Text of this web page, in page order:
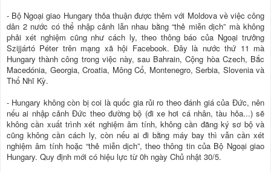
- Bộ Ngoại giao Hungary thỏa thuận được thêm với Moldova về việc công
dân 2 nước có thể nhập cảnh lẫn nhau bằng “thẻ miễn dịch” mà không
phải xét nghiệm cũng như cách ly, theo thông báo của Ngoại trưởng
Szijjártó Péter trên mạng xã hội Facebook. Đây là nước thứ 11 mà
Hungary thành công trong việc này, sau Bahrain, Cộng hòa Czech, Bắc
Macedónia, Georgia, Croatia, Mông Cổ, Montenegro, Serbia, Slovenia và
Thổ Nhĩ Kỳ.
- Hungary không còn bị coi là quốc gia rủi ro theo đánh giá của Đức, nên
nếu ai nhập cảnh Đức theo đường bộ (đi xe hơi cá nhân, tàu hỏa...) sẽ
không cần xuất trình xét nghiệm âm tính, không cần đăng ký sơ bộ và
cũng không cần cách ly, còn nếu ai đi bằng máy bay thì vẫn cần xét
nghiệm âm tính hoặc “thẻ miễn dịch”, theo thông tin của Bộ Ngoại giao
Hungary. Quy định mới có hiệu lực từ 0h ngày Chủ nhật 30/5.